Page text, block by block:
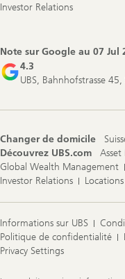
Investor Relations
Note sur Google au 07 Jul
4.3
UBS, Bahnhofstrasse
Changer de domicile
Découvrez UBS.com
Global Wealth Management
Investor Relations
Locations
Informations sur UBS
Politique de confidentialité
Privacy Settings